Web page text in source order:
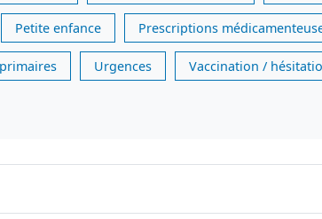
Petite enfance Prescriptions
Urgences Vaccination /